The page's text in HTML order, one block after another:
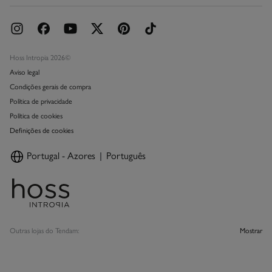
Hoss Intropia 2026©
Aviso legal
Condições gerais de compra
Política de privacidade
Política de cookies
Definições de cookies
Portugal - Azores Português
Outras lojas do Tendam: Mostrar